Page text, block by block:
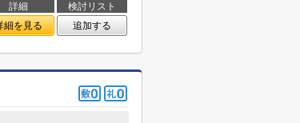
詳細
検討リスト
細を見る 追加する